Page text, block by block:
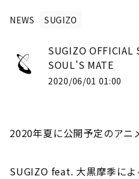
NEWS SUGIZO
SUGIZO OFFICIAL
SOUL'S MATE
2020/06/01 01:00
2020年夏に公開予定のアニ
SUGIZO feat. 大黒摩季に